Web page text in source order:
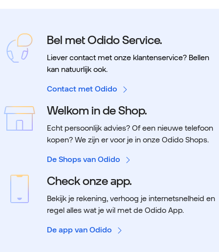
Bel met Odido Service.
Liever contact met onze klantenservice? Bellen
kan natuurlijk ook.
Contact met Odido
Welkom in de Shop.
Echt persoonlijk advies? Of een nieuwe telefoon
kopen? We zijn er voor je in onze Odido Shops.
De Shops van Odido
Check onze app.
Bekijk je rekening, verhoog je internetsnelheid en
regel alles wat je wil met de Odido App.
De app van Odido